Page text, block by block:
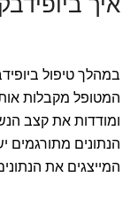
במהלך טיפול
המטופל מקבלות
ומודדות את קצב
הנתונים מתורגמים
המייצגים את